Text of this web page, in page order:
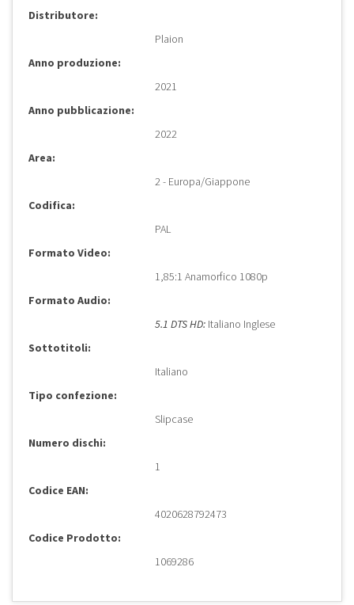
Distributore:
Plaion
Anno produzione:
2021
Anno pubblicazione:
2022
Area:
2 - Europa/Giappone
Codifica:
PAL
Formato Video:
1,85:1 Anamorfico 1080p
Formato Audio:
5.1 DTS HD: Italiano Inglese
Sottotitoli:
Italiano
Tipo confezione:
Slipcase
Numero dischi:
1
Codice EAN:
4020628792473
Codice Prodotto:
1069286